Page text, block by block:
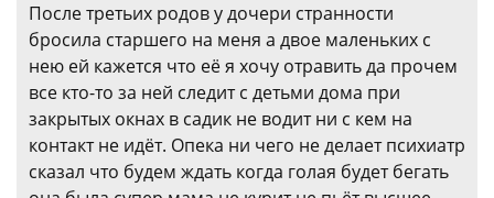
После третьих родов у дочери странности
бросила старшего на меня а двое маленьких с
нею ей кажется что её я хочу отравить да прочем
все кто-то за ней следит с детьми дома при
закрытых окнах в садик не водит ни с кем на
контакт не идёт. Опека ни чего не делает психиатр
сказал что будем ждать когда голая будет бегать